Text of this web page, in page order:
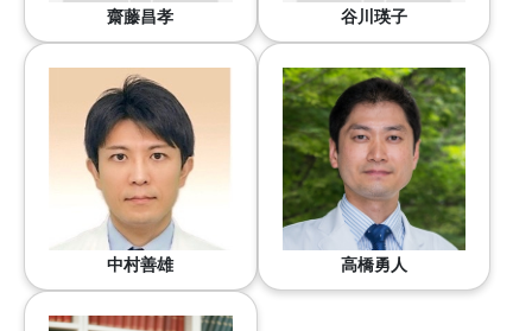
齋藤昌孝 谷川瑛子
中村善雄 高橋勇人